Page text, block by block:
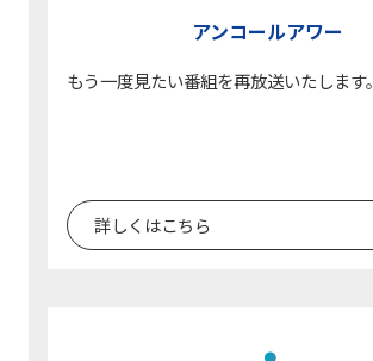
アンコールアワー
もう一度見たい番組を再放送いたします。
詳しくはこちら